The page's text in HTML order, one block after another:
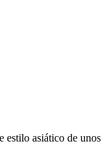
estilo asiático de unos